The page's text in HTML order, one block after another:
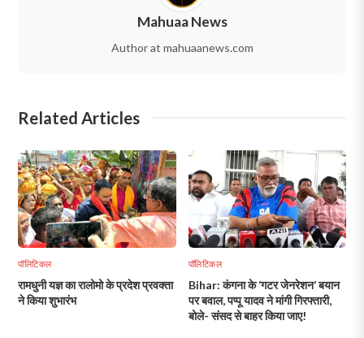
Mahuaa News
Author at mahuaanews.com
Related Articles
पॉलिटिकल
रामधुनी यज्ञ का रालोमो के प्रदेश प्रवक्ता
ने किया शुभारंभ
पॉलिटिकल
Bihar: कंगना के ‘गटर जेनरेशन’ बयान
पर बवाल, पप्पू यादव ने मांगी गिरफ्तारी,
बोले- संसद से बाहर किया जाए!